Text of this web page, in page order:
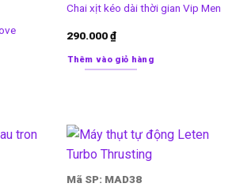
Chai xịt kéo dài thời gian Vip Men
290.000₫
Thêm vào giỏ hàng
Mã SP: MAD38